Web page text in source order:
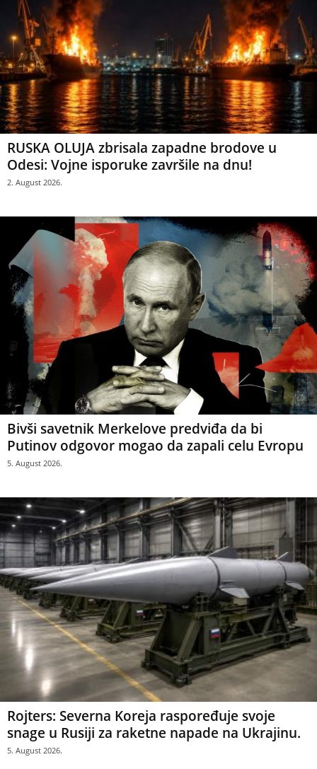
RUSKA OLUJA zbrisala zapadne brodove u
Odesi: Vojne isporuke završile na dnu!
2. August 2026.
Bivši savetnik Merkelove predviđa da bi
Putinov odgovor mogao da zapali celu Evropu
5. August 2026.
Rojters: Severna Koreja raspoređuje svoje
snage u Rusiji za raketne napade na Ukrajinu.
5. August 2026.